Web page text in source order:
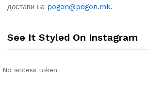
достави на pogon@pogon.mk.
See It Styled On Instagram
No access token